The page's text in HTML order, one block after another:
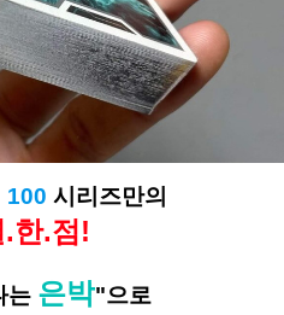
100 시리즈만의
한.점!
는 은박"으로